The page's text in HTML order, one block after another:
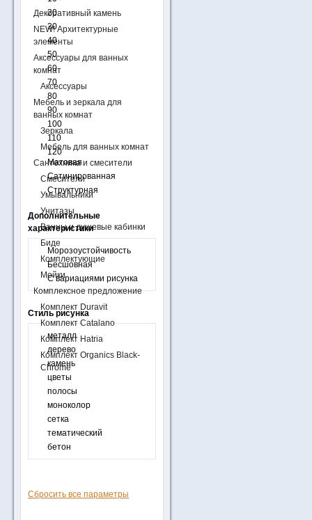
Декоративный камень
NEW! Архитектурные
элементы
Аксессуары для ванных
комнат
Аксессуары
Мебель и зеркала для
ванных комнат
Зеркала
Мебель для ванных комнат
Сантехника и смесители
Смесители
Умывальники
Унитазы
Ванны и душевые кабинки
Биде
Комплектующие
Мойки
Комплексное предложение
Комплект Duravit
Комплект Catalano
Комплект Hatria
Комплект Organics Black-
Chrome
20
30
40
50
60
70
80
90
100
110
120
Матовая
Сатинированная
Структурная
Дополнительные
характеристики
Морозоустойчивость
Бесшовная
С вариациями рисунка
Стиль рисунка
металл
дерево
камень
цветы
полосы
моноколор
сетка
тематический
бетон
Сбросить все параметры